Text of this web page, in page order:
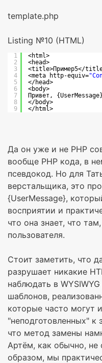
template.php
Listing №10 (HTML)
1
2
3
4
5
6
7
8
9
<html>
<head>
<title>Пример5</
<meta http-equiv=
</head>
<body>
Привет, {UserMessage}
</body>
</html>
Да он уже и не PHP
вообще PHP кода, в
псевдокод. Но для
верстальщика, это
{UserMessage},
восприятии и
что она знает, что
пользователя.
Стоит заметить, что
разрушает никакие
наблюдать в
шаблонов,
которые часто могут
"неподготовленных" к
что метод замены
Артём, как обычно, не
образом, мы